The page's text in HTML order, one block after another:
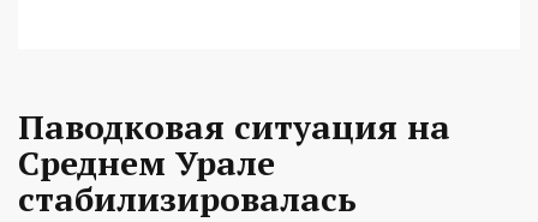
Паводковая ситуация на
Среднем Урале
стабилизировалась